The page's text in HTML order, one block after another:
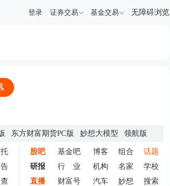
登录 证券交易 基金交易 无障碍浏览
东方财富期货PC版 妙想大模型 领航版
股吧 基金吧 博客 组合
话题
研报
行 业 机构 名家
学校
直播
财富号 汽车 妙想 搜索